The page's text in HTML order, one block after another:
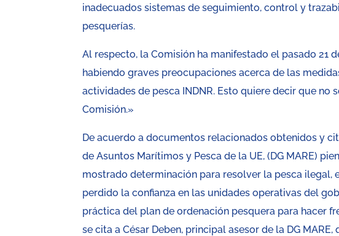
inadecuados sistemas de seguimiento, control y
pesquerías.
Al respecto, la Comisión ha manifestado el pasado 21
habiendo graves preocupaciones acerca de las
actividades de pesca INDNR. Esto quiere decir que no
Comisión.»
De acuerdo a documentos relacionados obtenidos y
de Asuntos Marítimos y Pesca de la UE, (DG MARE)
mostrado determinación para resolver la pesca ilegal,
perdido la confianza en las unidades operativas del
práctica del plan de ordenación pesquera para hacer
se cita a César Deben, principal asesor de la DG